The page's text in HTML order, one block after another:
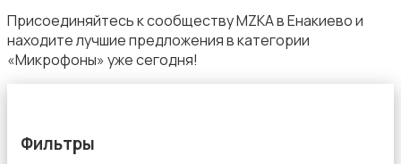
Аксессуары
ТВ-приставки
Присоединяйтесь к сообществу MZKA в Енакиево и
находите лучшие предложения в категории
«Микрофоны» уже сегодня!
Фильтры